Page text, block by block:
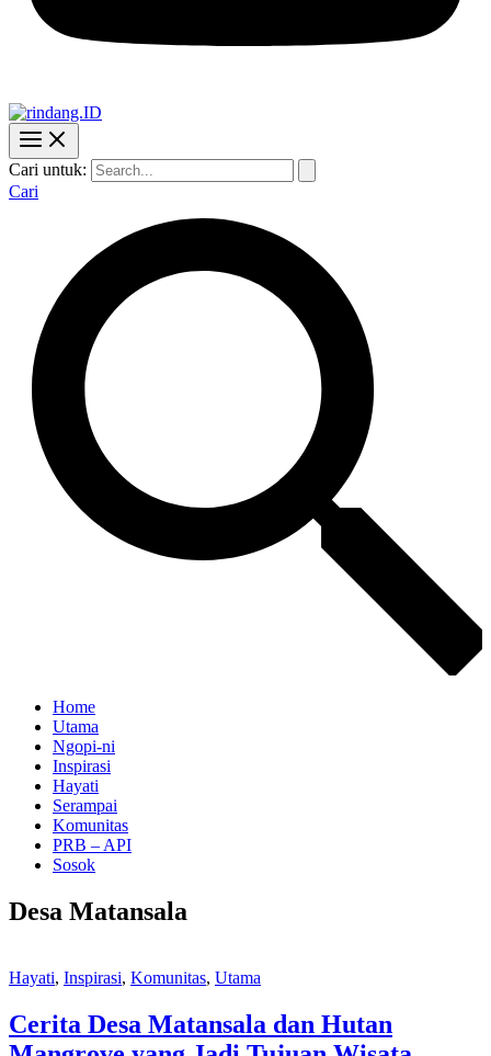
Cari untuk:
Cari
Home
Utama
Ngopi-ni
Inspirasi
Hayati
Serampai
Komunitas
PRB – API
Sosok
Desa Matansala
Hayati, Inspirasi, Komunitas, Utama
Cerita Desa Matansala dan Hutan